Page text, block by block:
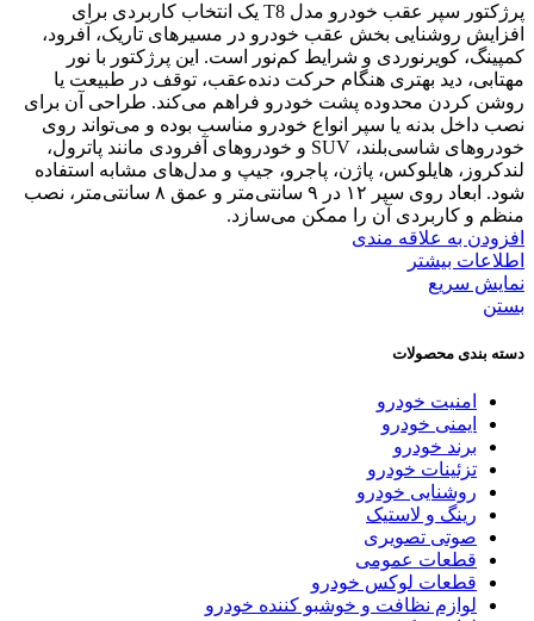
پرژکتور سپر عقب خودرو مدل T8 یک انتخاب کاربردی برای
افزایش روشنایی بخش عقب خودرو در مسیرهای تاریک، آفرود،
کمپینگ، کویرنوردی و شرایط کم‌نور است. این پرژکتور با نور
مهتابی، دید بهتری هنگام حرکت دنده‌عقب، توقف در طبیعت یا
روشن کردن محدوده پشت خودرو فراهم می‌کند. طراحی آن برای
نصب داخل بدنه یا سپر انواع خودرو مناسب بوده و می‌تواند روی
خودروهای شاسی‌بلند، SUV و خودروهای آفرودی مانند پاترول،
لندکروز، هایلوکس، پاژن، پاجرو، جیپ و مدل‌های مشابه استفاده
شود. ابعاد روی سپر ۱۲ در ۹ سانتی‌متر و عمق ۸ سانتی‌متر، نصب
منظم و کاربردی آن را ممکن می‌سازد.
افزودن به علاقه مندی
اطلاعات بیشتر
نمایش سریع
بستن
دسته بندی محصولات
امنیت خودرو
ایمنی خودرو
برند خودرو
تزئینات خودرو
روشنایی خودرو
رینگ و لاستیک
صوتی تصویری
قطعات عمومی
قطعات لوکس خودرو
لوازم نظافت و خوشبو کننده خودرو